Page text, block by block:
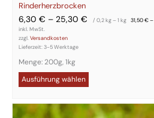
Rinderherzbrocken
6,30 € – 25,30 € / 0,2kg– 1 kg 31,50€–
inkl. MwSt.
zzgl.Versandkosten
Lieferzeit:3-5 Werktage
Menge: 200g, 1kg
Ausführung wählen